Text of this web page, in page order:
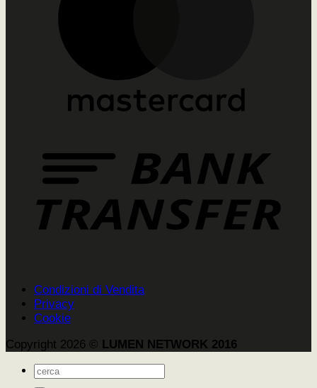
Condizioni di Vendita
Privacy
Cookie
Copyright 2026 © LUMEN NETWORK 2016
Cerca: